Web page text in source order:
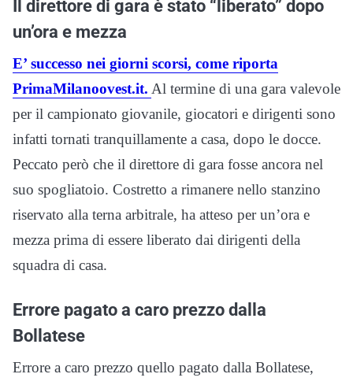
Il direttore di gara è stato “liberato” dopo
un’ora e mezza
E’ successo nei giorni scorsi, come riporta
PrimaMilanoovest.it. Al termine di una gara valevole
per il campionato giovanile, giocatori e dirigenti sono
infatti tornati tranquillamente a casa, dopo le docce.
Peccato però che il direttore di gara fosse ancora nel
suo spogliatoio. Costretto a rimanere nello stanzino
riservato alla terna arbitrale, ha atteso per un’ora e
mezza prima di essere liberato dai dirigenti della
squadra di casa.
Errore pagato a caro prezzo dalla
Bollatese
Errore a caro prezzo quello pagato dalla Bollatese,